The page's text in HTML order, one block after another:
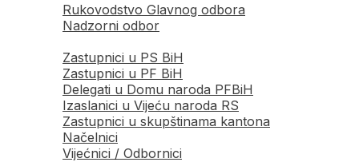
Rukovodstvo Glavnog odbora
Nadzorni odbor
Zastupnici u PS BiH
Zastupnici u PF BiH
Delegati u Domu naroda PFBiH
Izaslanici u Vijeću naroda RS
Zastupnici u skupštinama kantona
Načelnici
Vijećnici / Odbornici